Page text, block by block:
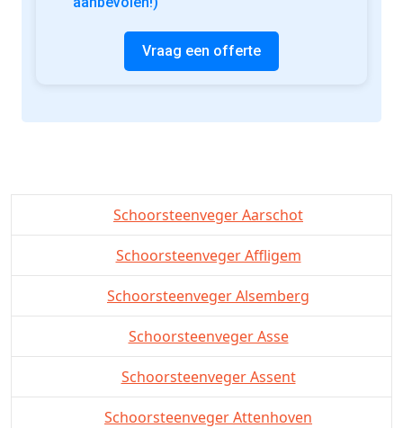
Vraag een offerte
Schoorsteenveger Aarschot
Schoorsteenveger Affligem
Schoorsteenveger Alsemberg
Schoorsteenveger Asse
Schoorsteenveger Assent
Schoorsteenveger Attenhoven